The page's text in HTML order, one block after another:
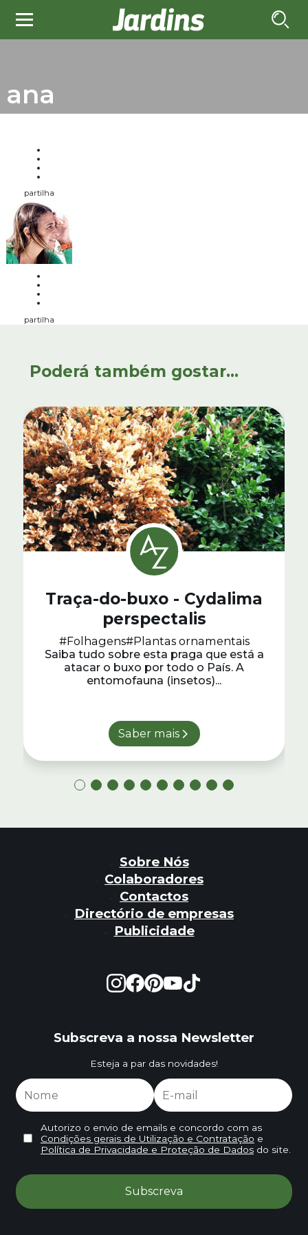
ana
partilha
partilha
Poderá também gostar...
Traça-do-buxo - Cydalima
perspectalis
#Folhagens#Plantas ornamentais
Saiba tudo sobre esta praga que está a
atacar o buxo por todo o País. A
entomofauna (insetos)...
Saber mais
Sobre Nós
Colaboradores
Contactos
Directório de empresas
Publicidade
Subscreva a nossa Newsletter
Esteja a par das novidades!
Autorizo o envio de emails e concordo com as
Condições gerais de Utilização e Contratação e
Política de Privacidade e Proteção de Dadosdo site.